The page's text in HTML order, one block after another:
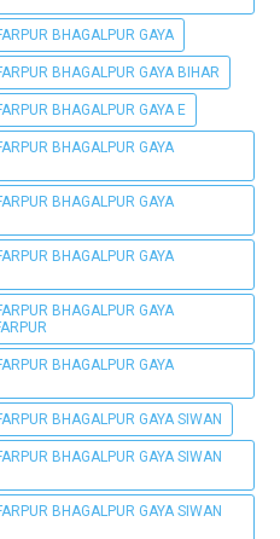
BHAGALPUR GAYA
BHAGALPUR GAYA BIHAR
BHAGALPUR GAYA E
BHAGALPUR GAYA
BHAGALPUR GAYA
BHAGALPUR GAYA
BHAGALPUR GAYA
BHAGALPUR GAYA
BHAGALPUR GAYA SIWAN
BHAGALPUR GAYA SIWAN
BHAGALPUR GAYA SIWAN